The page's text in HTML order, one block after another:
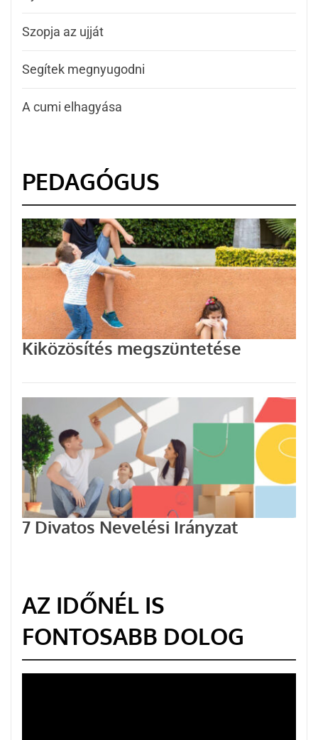
Szopja az ujját
Segítek megnyugodni
A cumi elhagyása
PEDAGÓGUS
Kiközösítés megszüntetése
7 Divatos Nevelési Irányzat
AZ IDŐNÉL IS
FONTOSABB DOLOG